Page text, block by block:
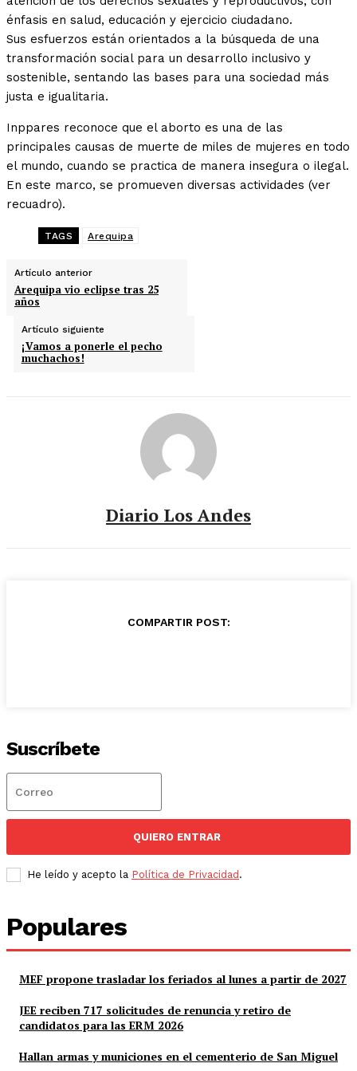
énfasis en salud, educación y ejercicio ciudadano.
Sus esfuerzos están orientados a la búsqueda de una
transformación social para un desarrollo inclusivo y
sostenible, sentando las bases para una sociedad más
justa e igualitaria.
Inppares reconoce que el aborto es una de las
principales causas de muerte de miles de mujeres en todo
el mundo, cuando se practica de manera insegura o ilegal.
En este marco, se promueven diversas actividades (ver
recuadro).
TAGS Arequipa
Artículo anterior
Arequipa vio eclipse tras 25
años
Artículo siguiente
¡Vamos a ponerle el pecho
muchachos!
Diario Los Andes
COMPARTIR POST:
Suscríbete
QUIERO ENTRAR
He leído y acepto la Política de Privacidad.
Populares
MEF propone trasladar los feriados al lunes a partir de 2027
JEE reciben 717 solicitudes de renuncia y retiro de
candidatos para las ERM 2026
Hallan armas y municiones en el cementerio de San Miguel